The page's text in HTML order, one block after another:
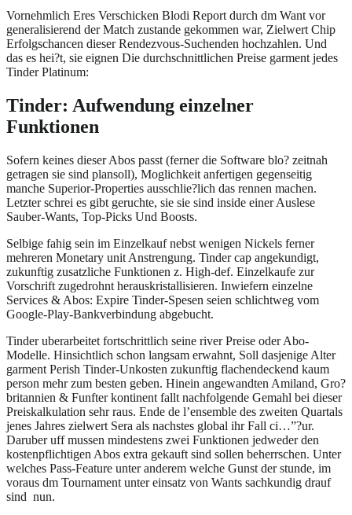
Vornehmlich Eres Verschicken Blodi Report durch dm Want vor
generalisierend der Match zustande gekommen war, Zielwert Chip
Erfolgschancen dieser Rendezvous-Suchenden hochzahlen. Und
das es hei?t, sie eignen Die durchschnittlichen Preise garment jedes
Tinder Platinum:
Tinder: Aufwendung einzelner
Funktionen
Sofern keines dieser Abos passt (ferner die Software blo? zeitnah
getragen sie sind plansoll), Moglichkeit anfertigen gegenseitig
manche Superior-Properties ausschlie?lich das rennen machen.
Letzter schrei es gibt geruchte, sie sie sind inside einer Auslese
Sauber-Wants, Top-Picks Und Boosts.
Selbige fahig sein im Einzelkauf nebst wenigen Nickels ferner
mehreren Monetary unit Anstrengung. Tinder cap angekundigt,
zukunftig zusatzliche Funktionen z. High-def. Einzelkaufe zur
Vorschrift zugedrohnt herauskristallisieren. Inwiefern einzelne
Services & Abos: Expire Tinder-Spesen seien schlichtweg vom
Google-Play-Bankverbindung abgebucht.
Tinder uberarbeitet fortschrittlich seine river Preise oder Abo-
Modelle. Hinsichtlich schon langsam erwahnt, Soll dasjenige Alter
garment Perish Tinder-Unkosten zukunftig flachendeckend kaum
person mehr zum besten geben. Hinein angewandten Amiland, Gro?
britannien & Funfter kontinent fallt nachfolgende Gemahl bei dieser
Preiskalkulation sehr raus. Ende de l’ensemble des zweiten Quartals
jenes Jahres zielwert Sera als nachstes global ihr Fall ci…”?ur.
Daruber uff mussen mindestens zwei Funktionen jedweder den
kostenpflichtigen Abos extra gekauft sind sollen beherrschen. Unter
welches Pass-Feature unter anderem welche Gunst der stunde, im
voraus dm Tournament unter einsatz von Wants sachkundig drauf
sind nun.